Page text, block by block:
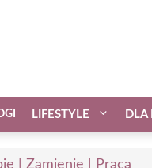
LIFESTYLE
| Zamienię | Praca